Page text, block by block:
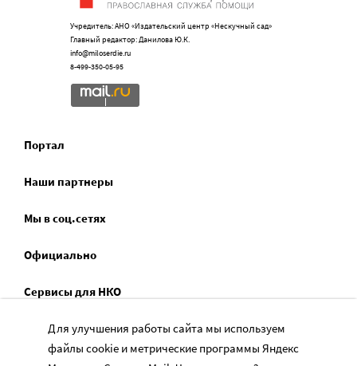
Учредитель: АНО «Издательский центр «Нескучный сад»
Главный редактор: Данилова Ю.К.
info@miloserdie.ru
8-499-350-05-95
Портал
Наши партнеры
Мы в соц.сетях
Официально
Сервисы для НКО
Спецпроекты
Для улучшения работы сайта мы используем
файлы cookie и метрические программы Яндекс